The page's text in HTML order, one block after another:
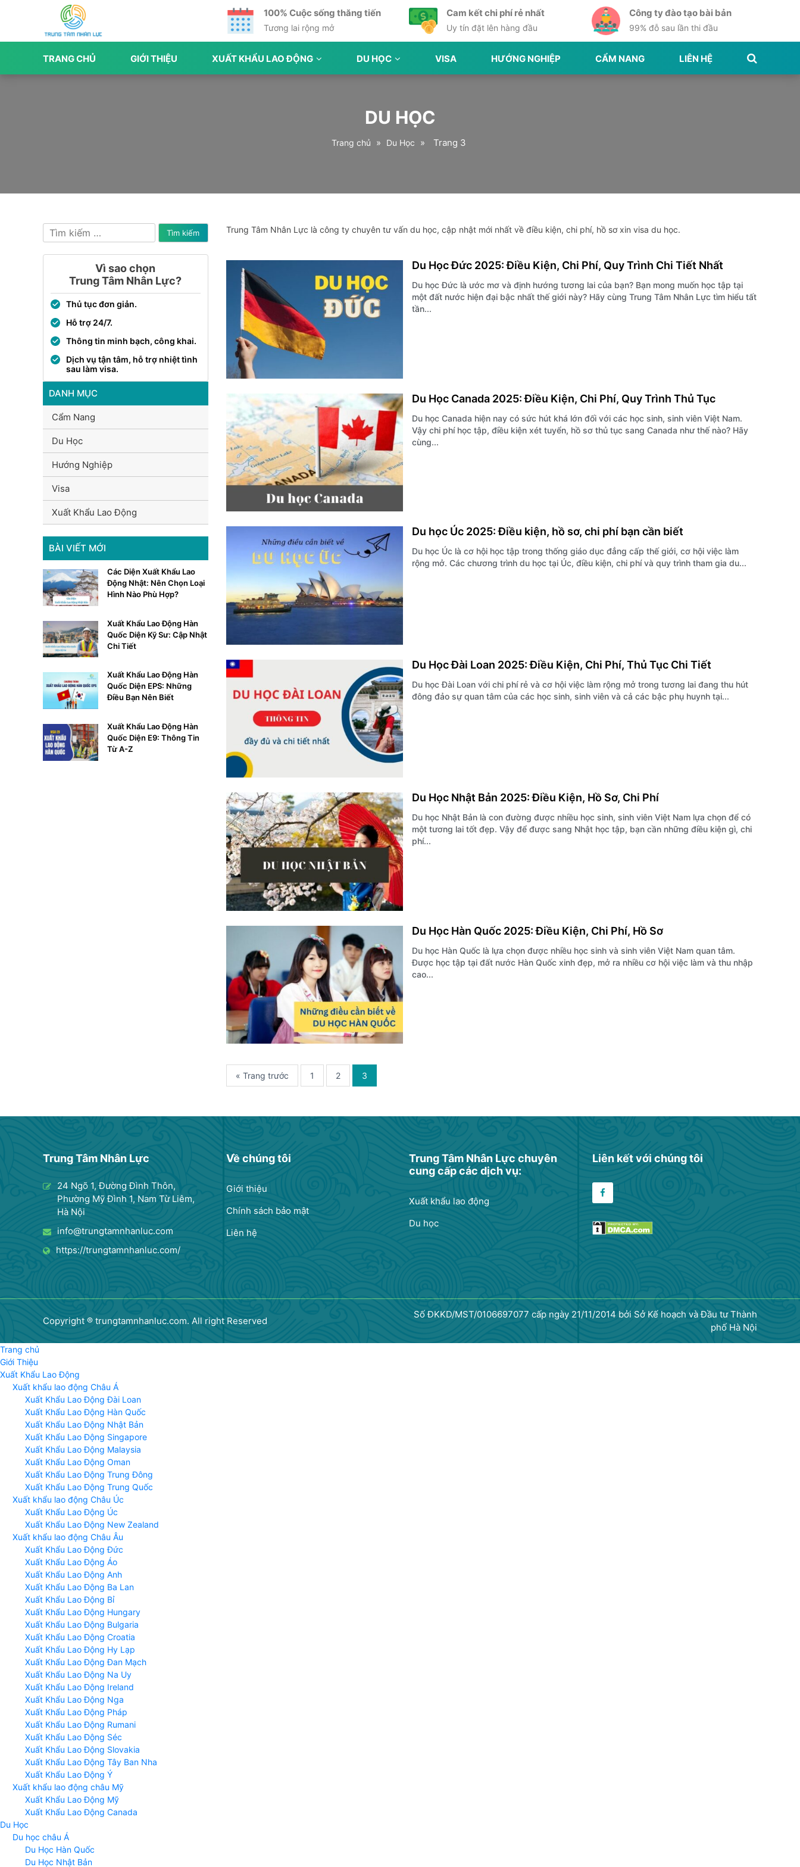
100% Cuộc sống thăng tiến
Tương lai rộng mở
Cam kết chi phí rẻ nhất
Uy tín đặt lên hàng đầu
Công ty đào tạo bài bản
99% đỗ sau lần thi đầu
TRANG CHỦ GIỚI THIỆU XUẤT KHẨU LAO ĐỘNG DU HỌC VISA HƯỚNG NGHIỆP CẨM NANG LIÊN HỆ
DU HỌC
Trang chủ » Du Học » Trang 3
Tìm
kiếm
cho:
Vì sao chọn
Trung Tâm Nhân Lực?
Thủ tục đơn giản.
Hỗ trợ 24/7.
Thông tin minh bạch, công khai.
Dịch vụ tận tâm, hỗ trợ nhiệt tình
sau làm visa.
DANH MỤC
Cẩm Nang
Du Học
Hướng Nghiệp
Visa
Xuất Khẩu Lao Động
BÀI VIẾT MỚI
Các Diện Xuất Khẩu Lao
Động Nhật: Nên Chọn Loại
Hình Nào Phù Hợp?
Xuất Khẩu Lao Động Hàn
Quốc Diện Kỹ Sư: Cập Nhật
Chi Tiết
Xuất Khẩu Lao Động Hàn
Quốc Diện EPS: Những
Điều Bạn Nên Biết
Xuất Khẩu Lao Động Hàn
Quốc Diện E9: Thông Tin
Từ A-Z
Trung Tâm Nhân Lực là công ty chuyên tư vấn du học, cập nhật mới nhất về điều kiện, chi phí, hồ sơ xin visa du học.
Du Học Đức 2025: Điều Kiện, Chi Phí, Quy Trình Chi Tiết Nhất
Du học Đức là ước mơ và định hướng tương lai của bạn? Bạn mong muốn học tập tại
một đất nước hiện đại bậc nhất thế giới này? Hãy cùng Trung Tâm Nhân Lực tìm hiểu tất
tần...
Du Học Canada 2025: Điều Kiện, Chi Phí, Quy Trình Thủ Tục
Du học Canada hiện nay có sức hút khá lớn đối với các học sinh, sinh viên Việt Nam.
Vậy chi phí học tập, điều kiện xét tuyển, hồ sơ thủ tục sang Canada như thế nào? Hãy
cùng...
Du học Úc 2025: Điều kiện, hồ sơ, chi phí bạn cần biết
Du học Úc là cơ hội học tập trong thống giáo dục đẳng cấp thế giới, cơ hội việc làm
rộng mở. Các chương trình du học tại Úc, điều kiện, chi phí và quy trình tham gia du...
Du Học Đài Loan 2025: Điều Kiện, Chi Phí, Thủ Tục Chi Tiết
Du học Đài Loan với chi phí rẻ và cơ hội việc làm rộng mở trong tương lai đang thu hút
đông đảo sự quan tâm của các học sinh, sinh viên và cả các bậc phụ huynh tại...
Du Học Nhật Bản 2025: Điều Kiện, Hồ Sơ, Chi Phí
Du học Nhật Bản là con đường được nhiều học sinh, sinh viên Việt Nam lựa chọn để có
một tương lai tốt đẹp. Vậy để được sang Nhật học tập, bạn cần những điều kiện gì, chi
phí...
Du Học Hàn Quốc 2025: Điều Kiện, Chi Phí, Hồ Sơ
Du học Hàn Quốc là lựa chọn được nhiều học sinh và sinh viên Việt Nam quan tâm.
Được học tập tại đất nước Hàn Quốc xinh đẹp, mở ra nhiều cơ hội việc làm và thu nhập
cao...
« Trang trước 1 2 3
Trung Tâm Nhân Lực
24 Ngõ 1, Đường Đình Thôn,
Phường Mỹ Đình 1, Nam Từ Liêm,
Hà Nội
info@trungtamnhanluc.com
https://trungtamnhanluc.com/
Về chúng tôi
Giới thiệu
Chính sách bảo mật
Liên hệ
Trung Tâm Nhân Lực chuyên
cung cấp các dịch vụ:
Xuất khẩu lao động
Du học
Liên kết với chúng tôi
Copyright ® trungtamnhanluc.com. All right Reserved
Số ĐKKD/MST/0106697077 cấp ngày 21/11/2014 bởi Sở Kế hoạch và Đầu tư Thành
phố Hà Nội
Trang chủ
Giới Thiệu
Xuất Khẩu Lao Động
Xuất khẩu lao động Châu Á
Xuất Khẩu Lao Động Đài Loan
Xuất Khẩu Lao Động Hàn Quốc
Xuất Khẩu Lao Động Nhật Bản
Xuất Khẩu Lao Động Singapore
Xuất Khẩu Lao Động Malaysia
Xuất Khẩu Lao Động Oman
Xuất Khẩu Lao Động Trung Đông
Xuất Khẩu Lao Động Trung Quốc
Xuất khẩu lao động Châu Úc
Xuất Khẩu Lao Động Úc
Xuất Khẩu Lao Động New Zealand
Xuất khẩu lao động Châu Âu
Xuất Khẩu Lao Động Đức
Xuất Khẩu Lao Động Áo
Xuất Khẩu Lao Động Anh
Xuất Khẩu Lao Động Ba Lan
Xuất Khẩu Lao Động Bỉ
Xuất Khẩu Lao Động Hungary
Xuất Khẩu Lao Động Bulgaria
Xuất Khẩu Lao Động Croatia
Xuất Khẩu Lao Động Hy Lạp
Xuất Khẩu Lao Động Đan Mạch
Xuất Khẩu Lao Động Na Uy
Xuất Khẩu Lao Động Ireland
Xuất Khẩu Lao Động Nga
Xuất Khẩu Lao Động Pháp
Xuất Khẩu Lao Động Rumani
Xuất Khẩu Lao Động Séc
Xuất Khẩu Lao Động Slovakia
Xuất Khẩu Lao Động Tây Ban Nha
Xuất Khẩu Lao Động Ý
Xuất khẩu lao động châu Mỹ
Xuất Khẩu Lao Động Mỹ
Xuất Khẩu Lao Động Canada
Du Học
Du học châu Á
Du Học Hàn Quốc
Du Học Nhật Bản